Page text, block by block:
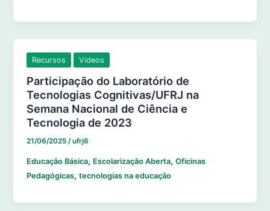
Recursos Videos
Participação do Laboratório de
Tecnologias Cognitivas/UFRJ na
Semana Nacional de Ciência e
Tecnologia de 2023
21/06/2025/ufrj6
Educação Básica, Escolarização Aberta,Oficinas
Pedagógicas,tecnologias na educação